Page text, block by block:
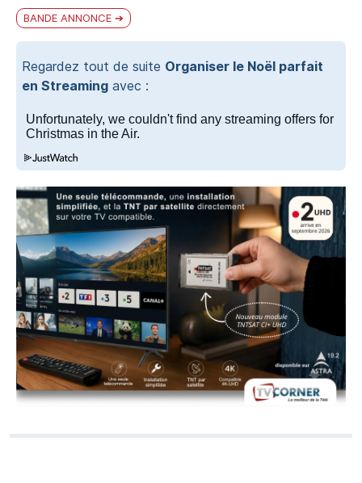
BANDE ANNONCE
Regardez tout de suite Organiser le Noël parfait
en Streaming avec :